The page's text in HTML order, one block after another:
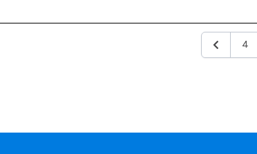
Anterior4